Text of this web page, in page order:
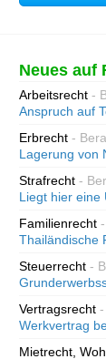
Neues auf
Arbeitsrecht -
Anspruch auf
Erbrecht -
Lagerung von
Strafrecht -
Liegt hier eine
Familienrecht
Thailändische
Steuerrecht -
Vertragsrecht
Werkvertrag
Mietrecht,